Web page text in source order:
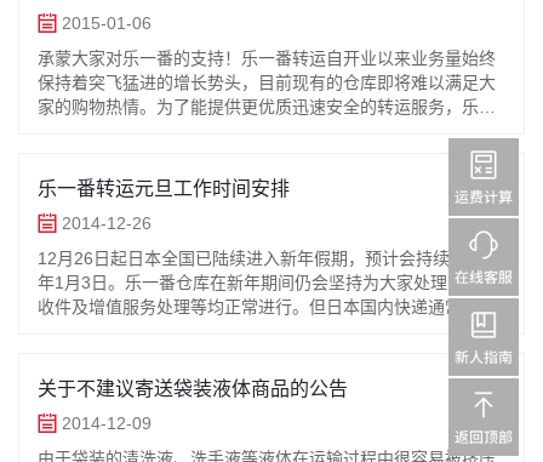
2015-01-06
承蒙大家对乐一番的支持！乐一番转运自开业以来业务量始终
保持着突飞猛进的增长势头，目前现有的仓库即将难以满足大
家的购物热情。为了能提供更优质迅速安全的转运服务，乐一
乐一番转运元旦工作时间安排
2014-12-26
12月26日起日本全国已陆续进入新年假期，预计会持续到2015
年1月3日。乐一番仓库在新年期间仍会坚持为大家处理包裹，
收件及增值服务处理等均正常进行。但日本国内快递通常会在
此期间放假，因此新年期间从电商发到乐一番仓库的包裹可能
关于不建议寄送袋装液体商品的公告
2014-12-09